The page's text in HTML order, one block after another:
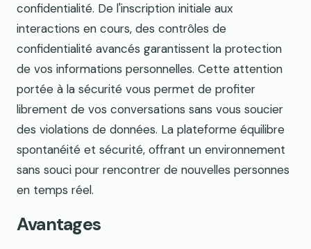
confidentialité. De l'inscription initiale aux
interactions en cours, des contrôles de
confidentialité avancés garantissent la protection
de vos informations personnelles. Cette attention
portée à la sécurité vous permet de profiter
librement de vos conversations sans vous soucier
des violations de données. La plateforme équilibre
spontanéité et sécurité, offrant un environnement
sans souci pour rencontrer de nouvelles personnes
en temps réel.
Avantages